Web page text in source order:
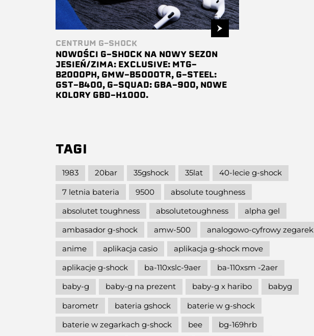
CENTRUM G-SHOCK
NOWOŚCI G-SHOCK NA NOWY SEZON
JESIEŃ/ZIMA: EXCLUSIVE: MTG-
B2000PH, GMW-B5000TR, G-STEEL:
GST-B400, G-SQUAD: GBA-900, NOWE
KOLORY GBD-H1000.
TAGI
1983 20bar 35gshock 35lat
40-lecie g-shock
7 letnia bateria
9500
absolute toughness
absolutet toughness
absolutetoughness
alpha gel
ambasador g-shock
amw-500
analogowo-cyfrowy zegarek
anime
aplikacja casio
aplikacja g-shock move
aplikacje g-shock
ba-110xslc-9aer
ba-110xsm -2aer
baby-g
baby-g na prezent baby-g x haribo
babyg
barometr
bateria gshock
baterie w g-shock
baterie w zegarkach g-shock
bee
bg-169hrb